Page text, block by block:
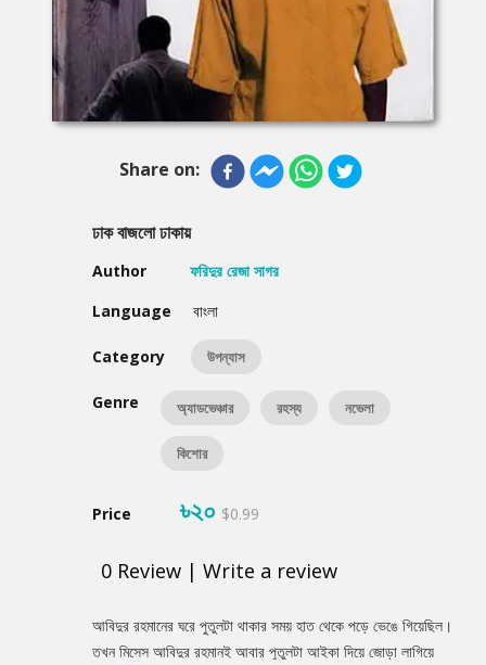
Share on:
ঢাক বাজলো ঢাকায়
Author
ফরিদুর রেজা সাগর
Language
বাংলা
Category উপন্যাস
Genre অ্যাডভেঞ্চার রহস্য নভেলা
কিশোর
Price ৳২০ $0.99
0 Review | Write a review
Product
Summery
আবিদুর রহমানের ঘরে পুতুলটা থাকার সময় হাত থেকে পড়ে ভেঙে গিয়েছিল।
তখন মিসেস আবিদুর রহমানই আবার পুতুলটা আইকা দিয়ে জোড়া লাগিয়ে